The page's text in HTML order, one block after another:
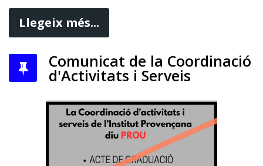
Llegeix més...
Comunicat de la Coordinació
d'Activitats i Serveis